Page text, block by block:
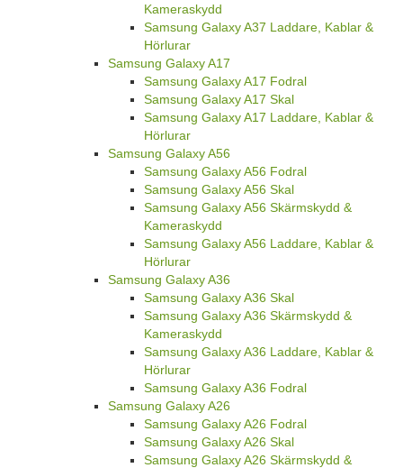
Kameraskydd
Samsung Galaxy A37 Laddare, Kablar &
Hörlurar
Samsung Galaxy A17
Samsung Galaxy A17 Fodral
Samsung Galaxy A17 Skal
Samsung Galaxy A17 Laddare, Kablar &
Hörlurar
Samsung Galaxy A56
Samsung Galaxy A56 Fodral
Samsung Galaxy A56 Skal
Samsung Galaxy A56 Skärmskydd &
Kameraskydd
Samsung Galaxy A56 Laddare, Kablar &
Hörlurar
Samsung Galaxy A36
Samsung Galaxy A36 Skal
Samsung Galaxy A36 Skärmskydd &
Kameraskydd
Samsung Galaxy A36 Laddare, Kablar &
Hörlurar
Samsung Galaxy A36 Fodral
Samsung Galaxy A26
Samsung Galaxy A26 Fodral
Samsung Galaxy A26 Skal
Samsung Galaxy A26 Skärmskydd &